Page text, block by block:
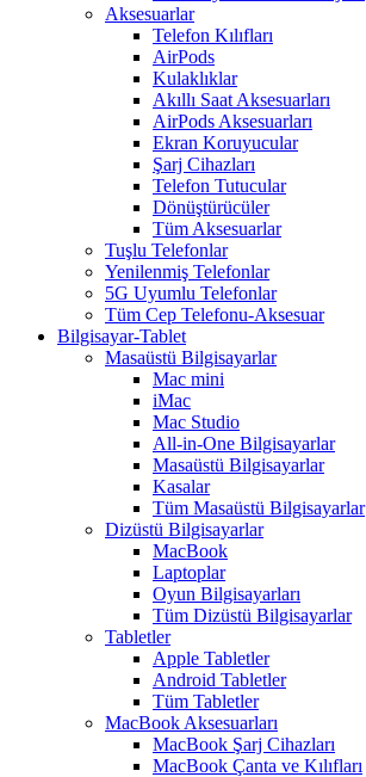
Aksesuarlar
Telefon Kılıfları
AirPods
Kulaklıklar
Akıllı Saat Aksesuarları
AirPods Aksesuarları
Ekran Koruyucular
Şarj Cihazları
Telefon Tutucular
Dönüştürücüler
Tüm Aksesuarlar
Tuşlu Telefonlar
Yenilenmiş Telefonlar
5G Uyumlu Telefonlar
Tüm Cep Telefonu-Aksesuar
Bilgisayar-Tablet
Masaüstü Bilgisayarlar
Mac mini
iMac
Mac Studio
All-in-One Bilgisayarlar
Masaüstü Bilgisayarlar
Kasalar
Tüm Masaüstü Bilgisayarlar
Dizüstü Bilgisayarlar
MacBook
Laptoplar
Oyun Bilgisayarları
Tüm Dizüstü Bilgisayarlar
Tabletler
Apple Tabletler
Android Tabletler
Tüm Tabletler
MacBook Aksesuarları
MacBook Şarj Cihazları
MacBook Çanta ve Kılıfları